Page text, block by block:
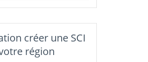
créer une SCI
région